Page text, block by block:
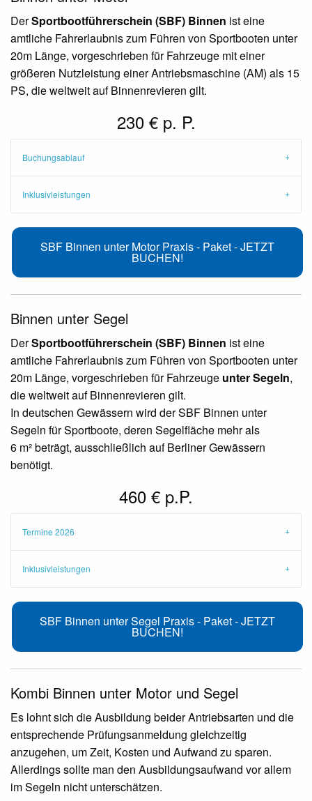
DerSportbootführerschein (SBF) Binnen ist eine
amtliche Fahrerlaubnis zum Führen von Sportbooten unter
20m Länge, vorgeschrieben für Fahrzeuge mit einer
größeren Nutzleistung einer Antriebsmaschine (AM) als 15
PS, die weltweit auf Binnenrevieren gilt.
230 € p. P.
Buchungsablauf
Inklusivleistungen
SBF Binnen unter Motor Praxis - Paket - JETZT
BUCHEN!
Binnen unter Segel
DerSportbootführerschein (SBF) Binnen ist eine
amtliche Fahrerlaubnis zum Führen von Sportbooten unter
20m Länge, vorgeschrieben für Fahrzeuge unter Segeln,
die weltweit auf Binnenrevieren gilt.
In deutschen Gewässern wird der SBF Binnen unter
Segeln für Sportboote, deren Segelfläche mehr als
6 m² beträgt, ausschließlich auf Berliner Gewässern
benötigt.
460 € p.P.
Termine 2026
Inklusivleistungen
SBF Binnen unter Segel Praxis - Paket - JETZT
BUCHEN!
Kombi Binnen unter Motor und Segel
Es lohnt sich die Ausbildung beider Antriebsarten und die
entsprechende Prüfungsanmeldung gleichzeitig
anzugehen, um Zeit, Kosten und Aufwand zu sparen.
Allerdings sollte man den Ausbildungsaufwand vor allem
im Segeln nicht unterschätzen.